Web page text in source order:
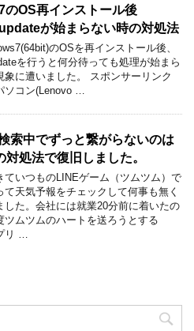
OS再インストール後
が始まらない時の対処法
のOSを再インストール後、
を行うと何分待っても処理が始まら
象に遭いました。 スポンサーリンク
ソコン(Lenovo …
索中でずっと繋がらないのは
対処法で復旧しました。
ていつものLINEゲーム（ツムツム）で
て天気予報をチェックして何事も無く
した。会社には就業20分前に着いたの
ツムツムのハートを送ろうとする
リ …